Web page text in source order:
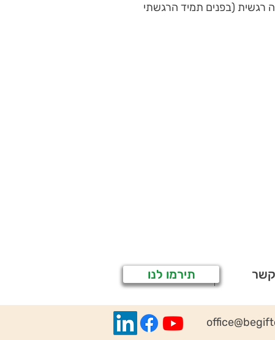
רגשית (בפנים תמיד הרגשתי
תירמו לנו קשר